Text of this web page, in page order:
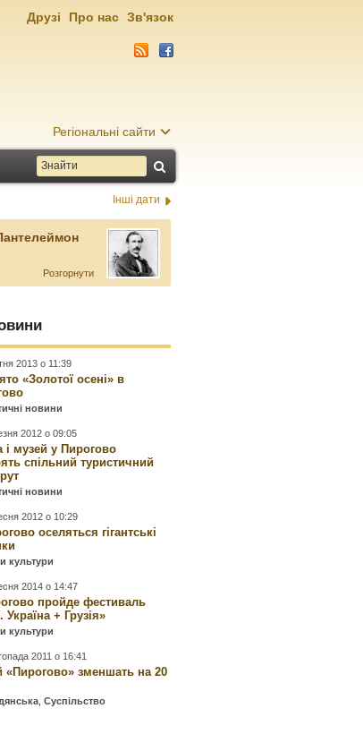
Регіональні сайти
Друзі Про нас Зв'язок
Інші дати
Розгорнути
2013 о 11:39
«Золотої осені» в
новини
2012 о 09:05
і музей у Пирогово
спільний туристичний
новини
2012 о 10:29
оселяться гігантські
культури
2014 о 14:47
пройде фестиваль
Україна + Грузія»
культури
2011 о 16:41
«Пирогово» зменшать на 20
,Суспільство